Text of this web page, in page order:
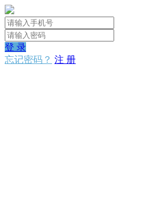
登 录
忘记密码？ 注 册